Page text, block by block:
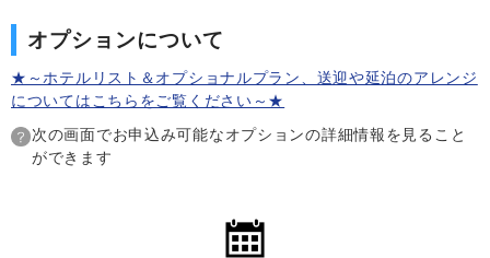
オプションについて
★～ホテルリスト＆オプショナルプラン、送迎や延泊のアレンジ
についてはこちらをご覧ください～★
次の画面でお申込み可能なオプションの詳細情報を見ること
ができます